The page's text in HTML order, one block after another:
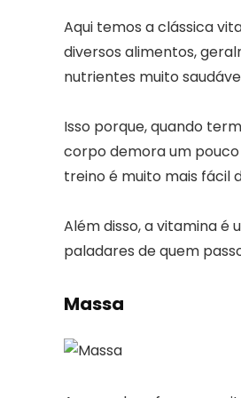
Aqui temos a clássica
diversos alimentos,
nutrientes muito
Isso porque, quando
corpo demora um
treino é muito mais fácil
Além disso, a vitamina é
paladares de quem
Massa